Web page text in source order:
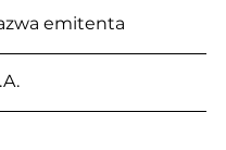
emitenta